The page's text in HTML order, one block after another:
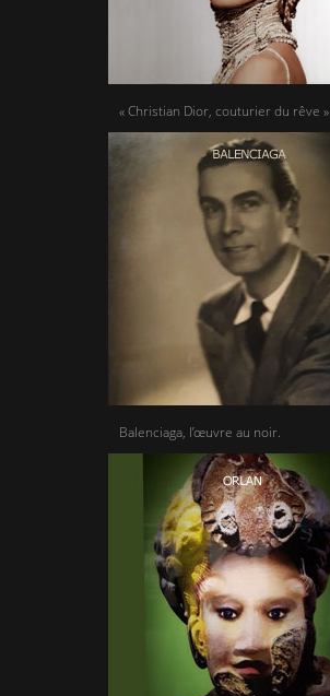
« Christian Dior, couturier du rêve »
Balenciaga, l’œuvre au noir.